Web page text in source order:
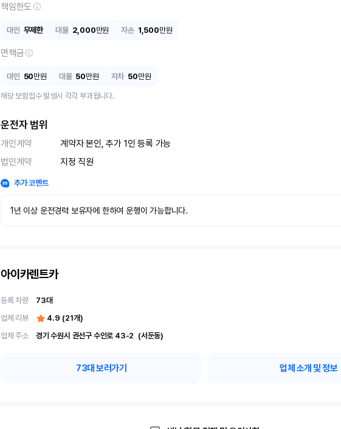
책임한도
대인 무제한 대물 2,000만원 자손 1,500만원
면책금
대인 50만원 대물 50만원 자차 50만원
해당 보험접수 발생시 각각 부과됩니다.
운전자 범위
개인계약
계약자 본인, 추가 1인 등록 가능
법인계약
지정 직원
추가 코멘트
1년 이상 운전경력 보유자에 한하여 운행이 가능합니다.
아이카렌트카
등록 차량 73대
업체 리뷰
4.9 (21개)
업체 주소
경기 수원시 권선구 수인로 43-2	(서둔동)
73대 보러가기 업체 소개 및 정보